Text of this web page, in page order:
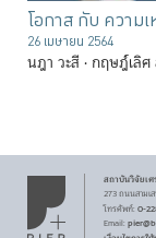
โอกาส กับ ความ
26 เมษายน 2564
นฎา วะสี กฤษฎ์เลิ
สถาบันวิจัยเศ
273 ถนนสามเ
โทรศัพท์: 0-
Email: